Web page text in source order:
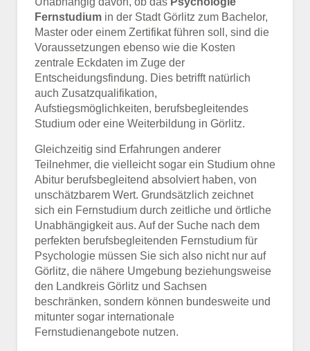
Fernstudium in der Stadt Görlitz zum Bachelor,
Master oder einem Zertifikat führen soll, sind die
Voraussetzungen ebenso wie die Kosten
zentrale Eckdaten im Zuge der
Entscheidungsfindung. Dies betrifft natürlich
auch Zusatzqualifikation,
Aufstiegsmöglichkeiten, berufsbegleitendes
Studium oder eine Weiterbildung in Görlitz.
Gleichzeitig sind Erfahrungen anderer
Teilnehmer, die vielleicht sogar ein Studium ohne
Abitur berufsbegleitend absolviert haben, von
unschätzbarem Wert. Grundsätzlich zeichnet
sich ein Fernstudium durch zeitliche und örtliche
Unabhängigkeit aus. Auf der Suche nach dem
perfekten berufsbegleitenden Fernstudium für
Psychologie müssen Sie sich also nicht nur auf
Görlitz, die nähere Umgebung beziehungsweise
den Landkreis Görlitz und Sachsen
beschränken, sondern können bundesweite und
mitunter sogar internationale
Fernstudienangebote nutzen.